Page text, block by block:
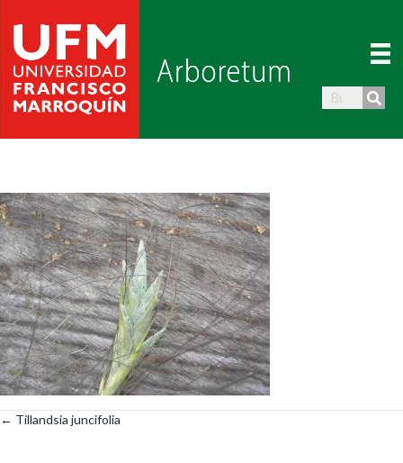
Posts
← Tillandsia juncifolia